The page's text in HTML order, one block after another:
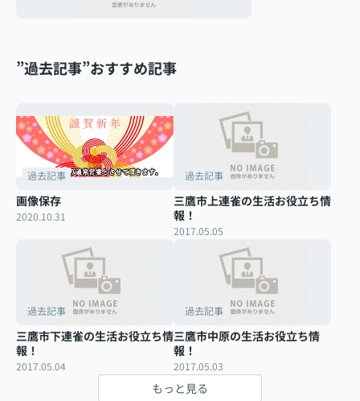
”過去記事”おすすめ記事
過去記事
画像保存
2020.10.31
過去記事
三鷹市上連雀の生活お役立ち情
報！
2017.05.05
過去記事
三鷹市下連雀の生活お役立ち情
報！
2017.05.04
過去記事
三鷹市中原の生活お役立ち情
報！
2017.05.03
もっと見る